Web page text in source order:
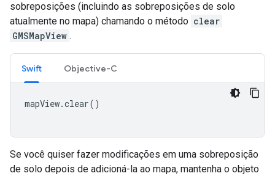
sobreposições (incluindo as sobreposições de solo
atualmente no mapa) chamando o método clear
GMSMapView .
Swift Objective-C
mapView.clear()
Se você quiser fazer modificações em uma sobreposição
de solo depois de adicioná-la ao mapa, mantenha o objeto